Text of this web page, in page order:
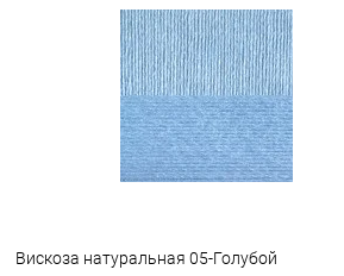
Купить в 1 клик К сравнению
В избранное Под заказ
Вискоза натуральная 05-Голубой